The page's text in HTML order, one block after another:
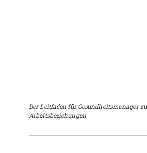
Der Leitfaden für Gesundheitsmanager zu
Arbeitsbeziehungen